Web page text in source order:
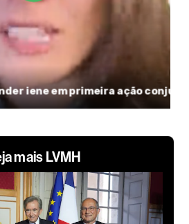
mais LVMH